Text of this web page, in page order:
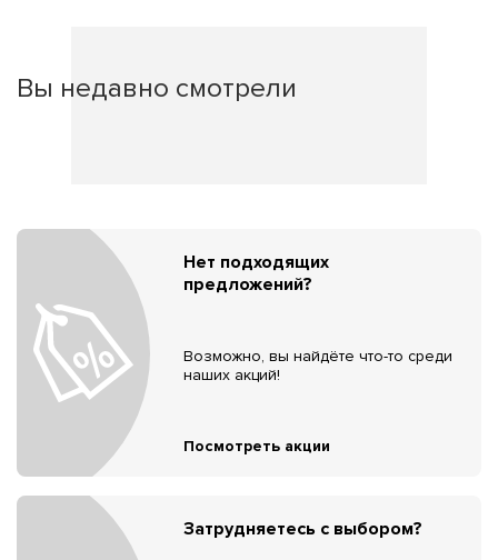
Вы недавно смотрели
Нет подходящих
предложений?
Возможно, вы найдёте что-то среди
наших акций!
Посмотреть акции
Затрудняетесь с выбором?